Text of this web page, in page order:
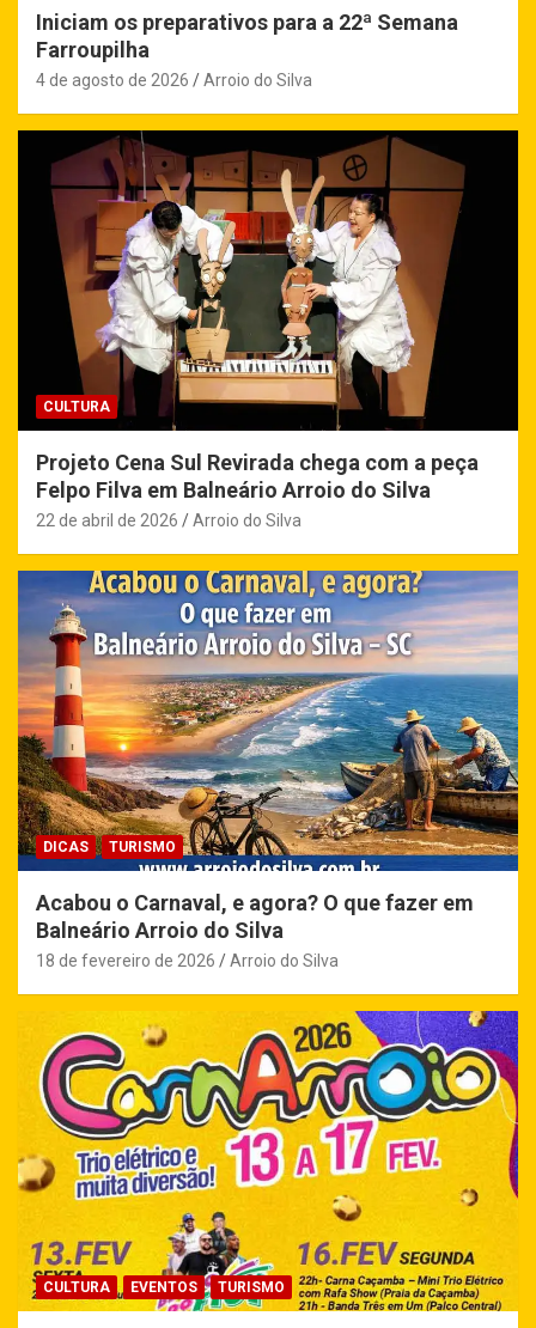
Iniciam os preparativos para a 22ª Semana
Farroupilha
4 de agosto de 2026 Arroio do Silva
CULTURA
Projeto Cena Sul Revirada chega com a peça
Felpo Filva em Balneário Arroio do Silva
22 de abril de 2026 Arroio do Silva
DICAS TURISMO
Acabou o Carnaval, e agora? O que fazer em
Balneário Arroio do Silva
18 de fevereiro de 2026 Arroio do Silva
CULTURA EVENTOS TURISMO